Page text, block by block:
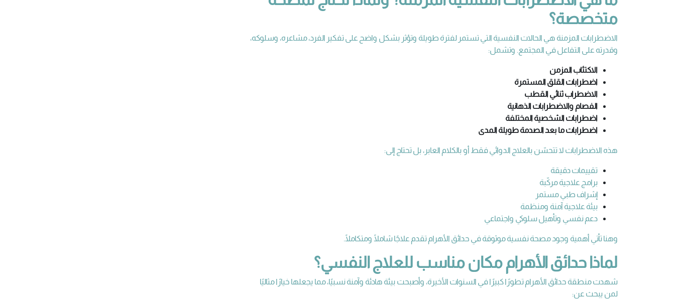
متخصصة؟
الاضطرابات المزمنة هي الحالات النفسية التي تستمر لفترة طويلة وتؤثر بشكل واضح على تفكير الفرد، مشاعره، وسلوكه،
وقدرته على التفاعل في المجتمع. وتشمل:
الاكتئاب المزمن
اضطرابات القلق المستمرة
الاضطراب ثنائي القطب
الفصام والاضطرابات الذهانية
اضطرابات الشخصية المختلفة
اضطرابات ما بعد الصدمة طويلة المدى
هذه الاضطرابات لا تتحسّن بالعلاج الدوائي فقط أو بالكلام العابر، بل تحتاج إلى:
تقييمات دقيقة
برامج علاجية مركّبة
إشراف طبي مستمر
بيئة علاجية آمنة ومنظمة
دعم نفسي وتأهيل سلوكي واجتماعي
وهنا تأتي أهمية وجود مصحة نفسية موثوقة في حدائق الأهرام تقدم علاجًا شاملًا ومتكاملًا.
لماذا حدائق الأهرام مكان مناسب للعلاج النفسي؟
شهدت منطقة حدائق الأهرام تطورًا كبيرًا في السنوات الأخيرة، وأصبحت بيئة هادئة وآمنة نسبيًا، مما يجعلها خيارًا مثاليًا
لمن يبحث عن: